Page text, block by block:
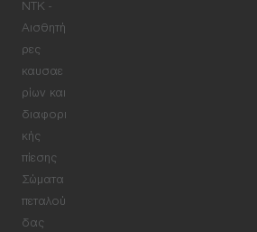
NTK -
Αισθητή
ρες
καυσαε
ρίων και
διαφορι
κής
πίεσης
Σώματα
πεταλού
δας